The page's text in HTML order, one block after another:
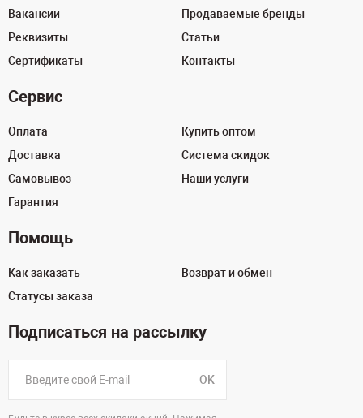
Вакансии
Реквизиты
Сертификаты
Продаваемые бренды
Статьи
Контакты
Сервис
Оплата
Доставка
Самовывоз
Гарантия
Купить оптом
Система скидок
Наши услуги
Помощь
Как заказать
Статусы заказа
Возврат и обмен
Подписаться на рассылку
OK